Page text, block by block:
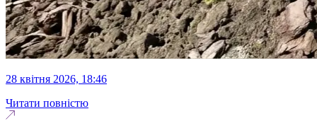
28 квітня 2026, 18:46
Читати повністю